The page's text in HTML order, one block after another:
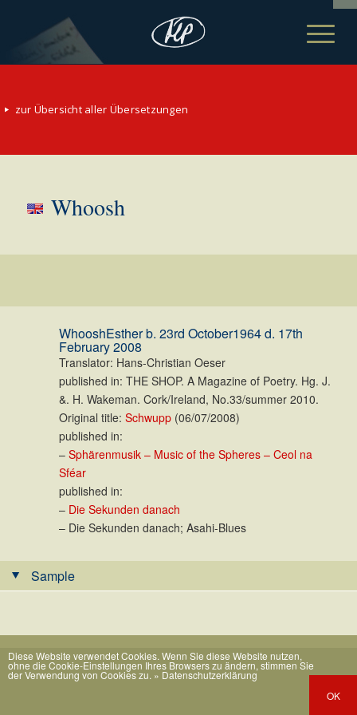
zur Übersicht aller Übersetzungen
Whoosh
WhooshEsther b. 23rd October1964 d. 17th
February 2008
Translator: Hans-Christian Oeser
published in: THE SHOP. A Magazine of Poetry. Hg. J.
&. H. Wakeman. Cork/Ireland, No.33/summer 2010.
Original title: Schwupp(06/07/2008)
published in:
– Sphärenmusik – Music of the Spheres – Ceol na
Sféar
published in:
– Die Sekunden danach
– Die Sekunden danach; Asahi-Blues
Sample
Diese Website verwendet Cookies. Wenn Sie diese Website nutzen,
ohne die Cookie-Einstellungen Ihres Browsers zu ändern, stimmen Sie
der Verwendung von Cookies zu. » Datenschutzerklärung
OK